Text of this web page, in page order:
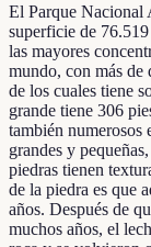
El Parque Nacional
superficie de
las mayores
mundo, con más de
de los cuales tiene
grande tiene 306
también numerosos
grandes y
piedras tienen
de la piedra es que
años. Después de
muchos años, el